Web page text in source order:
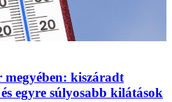
kiszáradt
egyre súlyosabb kilátások